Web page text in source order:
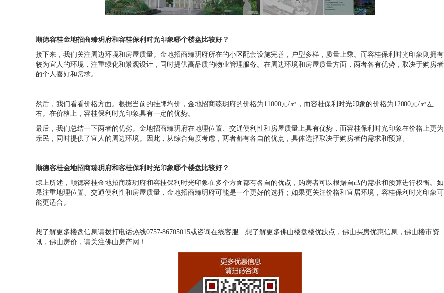
顺德容桂金地招商臻玥府和容桂保利时光印象哪个楼盘比较好？
接下来，我们关注周边环境和房屋质量。金地招商臻玥府所在的小区配套设施完善，户型多样，质量上乘。而容桂保利时光印象则拥有
较为宜人的环境，注重绿化和景观设计，同时提供高品质的物业管理服务。在周边环境和房屋质量方面，两者各有优势，取决于购房者
的个人喜好和需求。
然后，我们看看价格方面。根据当前的挂牌均价，金地招商臻玥府的价格为11000元/㎡，而容桂保利时光印象的价格为12000元/㎡左
右。在价格上，容桂保利时光印象具有一定的优势。
最后，我们总结一下两者的优劣。金地招商臻玥府在地理位置、交通便利性和房屋质量上具有优势，而容桂保利时光印象在价格上更为
亲民，同时提供了宜人的周边环境。因此，从综合角度考虑，两者都有各自的优点，具体选择取决于购房者的需求和预算。
顺德容桂金地招商臻玥府和容桂保利时光印象哪个楼盘比较好？
综上所述，顺德容桂金地招商臻玥府和容桂保利时光印象在多个方面都有各自的优点，购房者可以根据自己的需求和预算进行权衡。如
果注重地理位置、交通便利性和房屋质量，金地招商臻玥府可能是一个更好的选择；如果更关注价格和宜居环境，容桂保利时光印象可
能更适合。
想了解更多楼盘信息请拨打电话热线0757-86705015或咨询在线客服！想了解更多佛山楼盘楼优缺点，佛山买房优惠信息，佛山楼市资
讯，佛山房价，请关注佛山房产网！